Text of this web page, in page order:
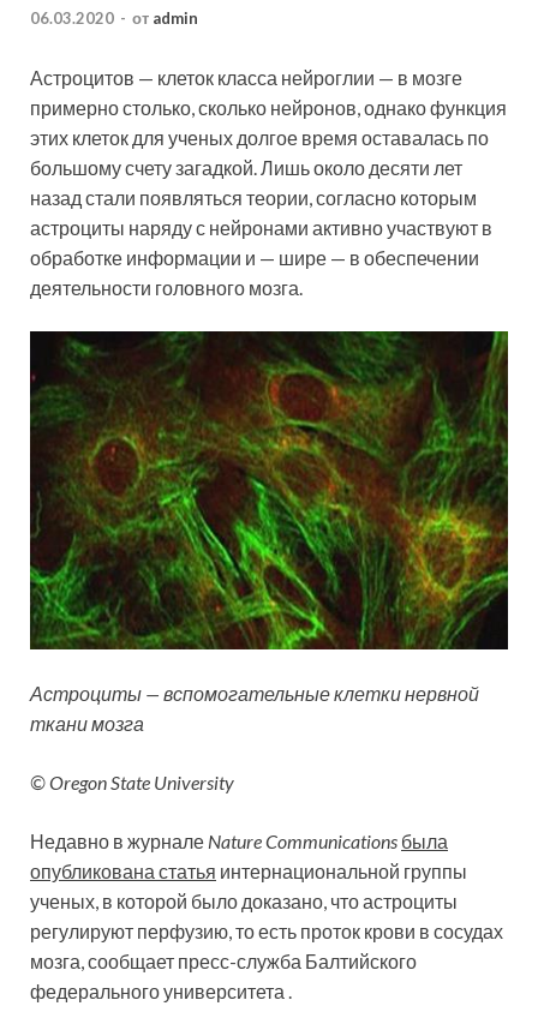
06.03.2020 - от admin
Астроцитов — клеток класса нейроглии — в мозге
примерно столько, сколько нейронов, однако функция
этих клеток для ученых долгое время оставалась по
большому счету загадкой. Лишь около десяти лет
назад стали появляться теории, согласно которым
астроциты наряду с нейронами активно участвуют в
обработке информации и — шире — в обеспечении
деятельности головного мозга.
Астроциты — вспомогательные клетки нервной
ткани мозга
© Oregon State University
Недавно в журнале Nature Communications была
опубликована статья интернациональной группы
ученых, в которой было доказано, что астроциты
регулируют перфузию, то есть проток крови в сосудах
мозга, сообщает пресс-служба Балтийского
федерального университета .